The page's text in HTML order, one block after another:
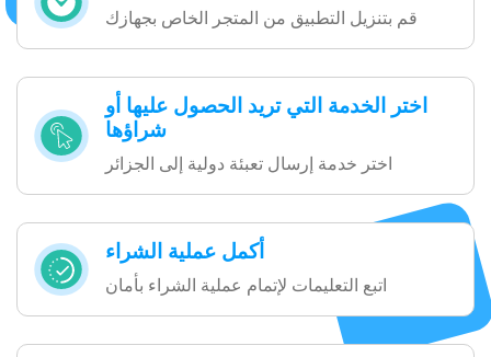
قم بتنزيل التطبيق من المتجر الخاص بجهازك
اختر الخدمة التي تريد الحصول عليها أو
شراؤها
اختر خدمة إرسال تعبئة دولية إلى الجزائر
أكمل عملية الشراء
اتبع التعليمات لإتمام عملية الشراء بأمان